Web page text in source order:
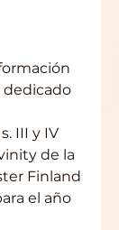
dedicado
III y IV
de la
Finland
el año